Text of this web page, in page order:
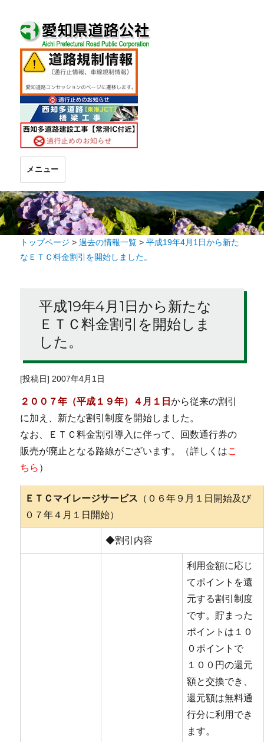
メニュー
トップページ >過去の情報一覧 >平成19年4月1日から新た
なＥＴＣ料金割引を開始しました。
平成19年4月1日から新たな
ＥＴＣ料金割引を開始しま
した。
[投稿日] 2007年4月1日
２００７年（平成１９年）４月１日から従来の割引
に加え、新たな割引制度を開始しました。
なお、ＥＴＣ料金割引導入に伴って、回数通行券の
販売が廃止となる路線がございます。（詳しくはこ
ちら ）
ＥＴＣマイレージサービス （０６年９月１日開始及び
０７年４月１日開始）
◆割引内容
利用金額に応じ
てポイントを還
元する割引制度
です。貯まった
ポイントは１０
０ポイントで
１００円の還元
額と交換でき、
還元額は無料通
行分に利用でき
ます。